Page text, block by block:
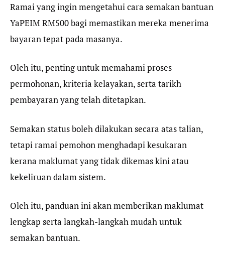
Ramai yang ingin mengetahui cara semakan bantuan
YaPEIM RM500 bagi memastikan mereka menerima
bayaran tepat pada masanya.
Oleh itu, penting untuk memahami proses
permohonan, kriteria kelayakan, serta tarikh
pembayaran yang telah ditetapkan.
Semakan status boleh dilakukan secara atas talian,
tetapi ramai pemohon menghadapi kesukaran
kerana maklumat yang tidak dikemas kini atau
kekeliruan dalam sistem.
Oleh itu, panduan ini akan memberikan maklumat
lengkap serta langkah-langkah mudah untuk
semakan bantuan.